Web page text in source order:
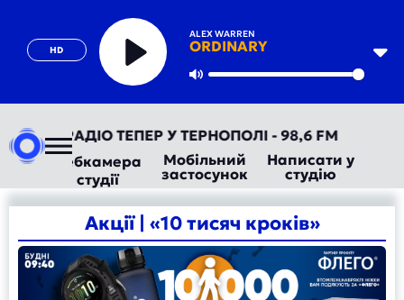
HD
ALEX WARREN
ORDINARY
Play
АВТОРАДІО ТЕПЕР У ТЕРНОПОЛІ - 98,6 FM
Вебкамера
студії
Мобільний
застосунок
Написати у
студію
Акції | «10 тисяч кроків»